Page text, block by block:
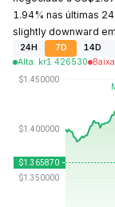
1.94% nas últimas
slightly downward
24H 7D 14D
Alta: kr1.426530 Baixa